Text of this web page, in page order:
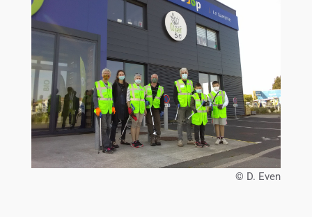
© D. Even